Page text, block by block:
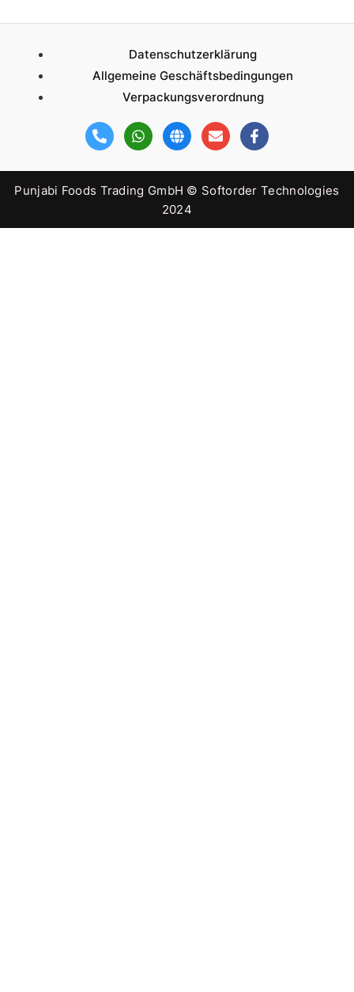
Datenschutzerklärung
Allgemeine Geschäftsbedingungen
Verpackungsverordnung
Punjabi Foods Trading GmbH © Softorder Technologies
2024